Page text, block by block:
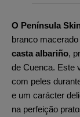
O Península
branco
casta albariño,
de Cuenca. Este
com peles
e um carácter
na perfeição